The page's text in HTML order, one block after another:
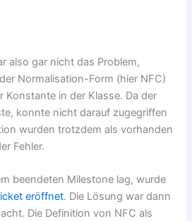
also gar nicht das Problem,
Normalisation-Form (hier NFC)
Konstante in der Klasse. Da der
konnte nicht darauf zugegriffen
wurden trotzdem als vorhanden
Fehler.
beendeten Milestone lag, wurde
eröffnet. Die Lösung war dann
Die Definition von NFC als